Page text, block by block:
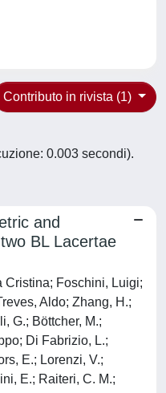
Contributo in rivista (1)
0.003 secondi).
and
BL Lacertae
Cristina; Foschini, Luigi;
Aldo; Zhang, H.;
G.; Böttcher, M.;
Di Fabrizio, L.;
E.; Lorenzi, V.;
E.; Raiteri, C. M.;